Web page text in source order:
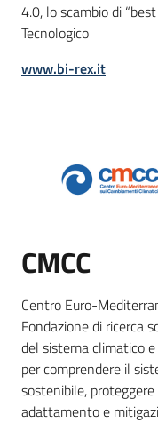
4.0, lo scambio di
Tecnologico
www.bi-rex.it
CMCC
Centro Euro-
Fondazione di ricerca
del sistema climatico
per comprendere il
sostenibile,
adattamento e